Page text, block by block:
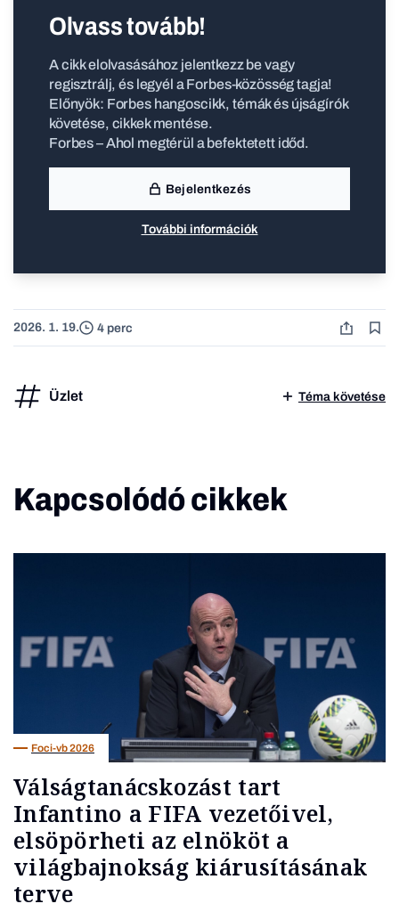
Olvass tovább!
A cikk elolvasásához jelentkezz be vagy
regisztrálj, és legyél a Forbes-közösség tagja!
Előnyök: Forbes hangoscikk, témák és újságírók
követése, cikkek mentése.
Forbes – Ahol megtérül a befektetett időd.
Bejelentkezés
További információk
2026. 1. 19. 4 perc
Üzlet Téma követése
Kapcsolódó cikkek
Foci-vb 2026
Válságtanácskozást tart
Infantino a FIFA vezetőivel,
elsöpörheti az elnököt a
világbajnokság kiárusításának
terve